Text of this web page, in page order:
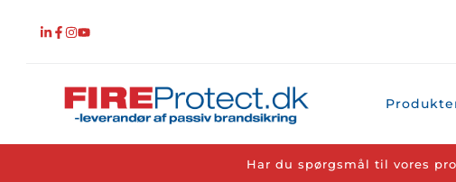
indhold
Har du spørgsmål til vores